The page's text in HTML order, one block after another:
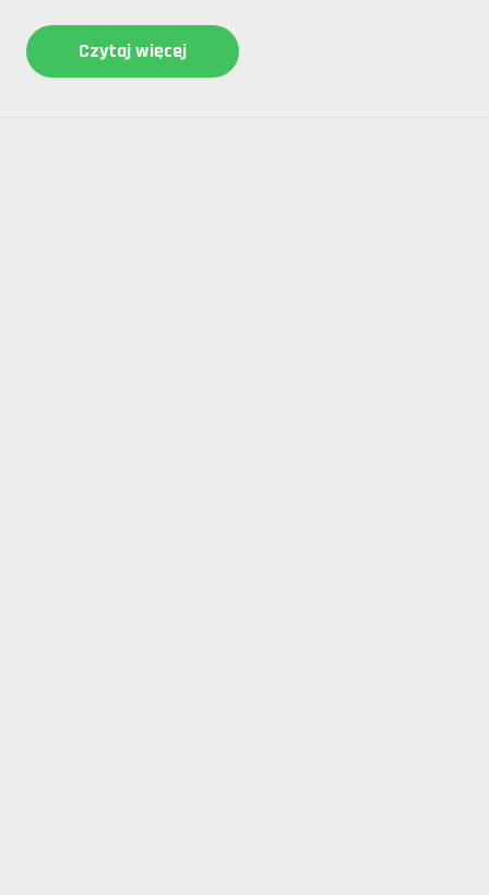
Czytaj więcej